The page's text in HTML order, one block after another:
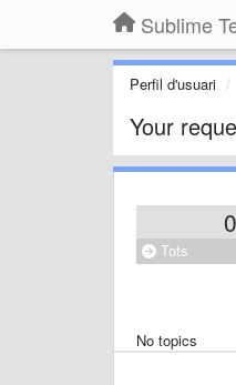
Sublime
Perfil d'usuari
Your
0
Tots
No topics